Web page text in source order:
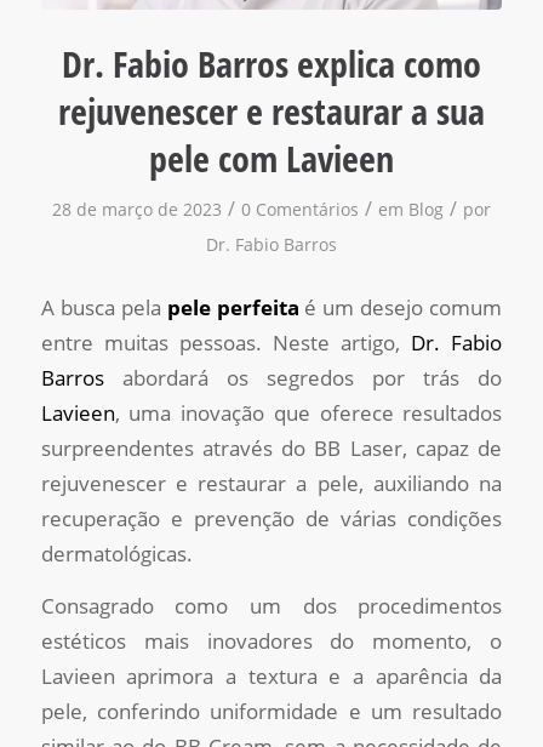
Dr. Fabio Barros explica como
rejuvenescer e restaurar a sua
pele com Lavieen
28 de março de 2023 / 0 Comentários / em Blog / por
Dr. Fabio Barros
A busca pela pele perfeita é um desejo comum
entre muitas pessoas. Neste artigo, Dr. Fabio
Barrosabordará os segredos por trás do
Lavieen, uma inovação que oferece resultados
surpreendentes através do BB Laser, capaz de
rejuvenescer e restaurar a pele, auxiliando na
recuperação e prevenção de várias condições
dermatológicas.
Consagrado como um dos procedimentos
estéticos mais inovadores do momento, o
Lavieen aprimora a textura e a aparência da
pele, conferindo uniformidade e um resultado